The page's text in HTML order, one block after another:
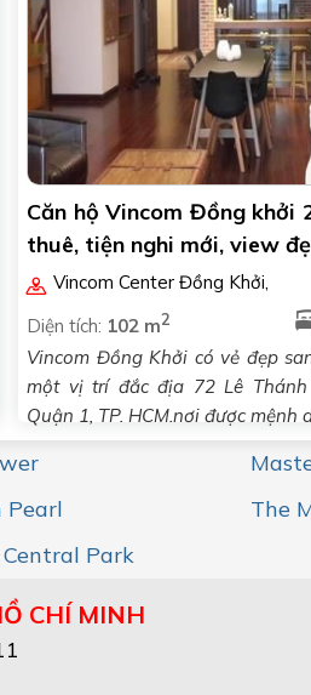
Căn hộ Vincom Đồng khởi
thuê, tiện nghi mới, view
Vincom Center Đồng Khởi,
Diện tích: 102 m2
Vincom Đồng Khởi có vẻ đẹp
một vị trí đắc địa 72 Lê Thánh
Quận 1, TP. HCM.nơi được mệnh
Pearl The
Park
CHÍ MINH